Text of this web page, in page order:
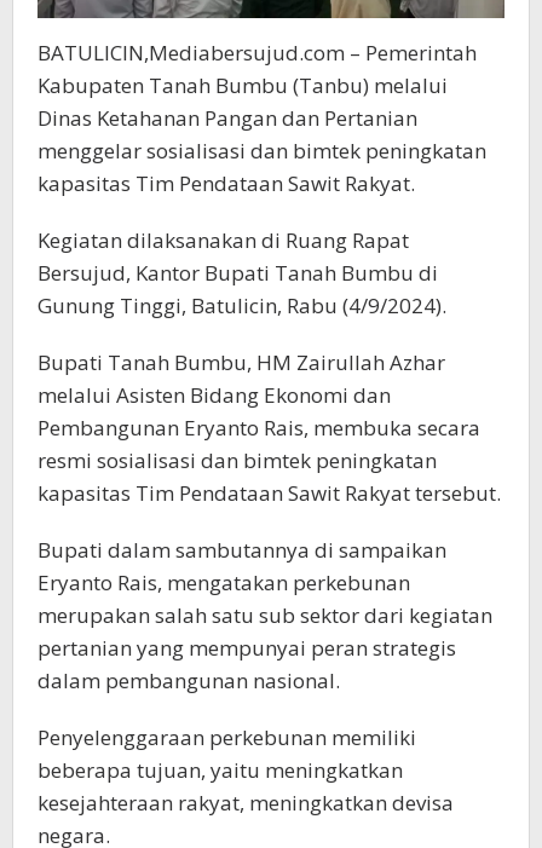
BATULICIN,Mediabersujud.com – Pemerintah
Kabupaten Tanah Bumbu (Tanbu) melalui
Dinas Ketahanan Pangan dan Pertanian
menggelar sosialisasi dan bimtek peningkatan
kapasitas Tim Pendataan Sawit Rakyat.
Kegiatan dilaksanakan di Ruang Rapat
Bersujud, Kantor Bupati Tanah Bumbu di
Gunung Tinggi, Batulicin, Rabu (4/9/2024).
Bupati Tanah Bumbu, HM Zairullah Azhar
melalui Asisten Bidang Ekonomi dan
Pembangunan Eryanto Rais, membuka secara
resmi sosialisasi dan bimtek peningkatan
kapasitas Tim Pendataan Sawit Rakyat tersebut.
Bupati dalam sambutannya di sampaikan
Eryanto Rais, mengatakan perkebunan
merupakan salah satu sub sektor dari kegiatan
pertanian yang mempunyai peran strategis
dalam pembangunan nasional.
Penyelenggaraan perkebunan memiliki
beberapa tujuan, yaitu meningkatkan
kesejahteraan rakyat, meningkatkan devisa
negara.